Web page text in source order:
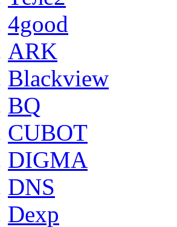
4good
ARK
Blackview
BQ
CUBOT
DIGMA
DNS
Dexp